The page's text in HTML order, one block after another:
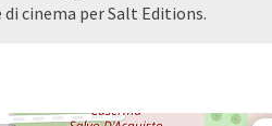
di cinema per Salt Editions.